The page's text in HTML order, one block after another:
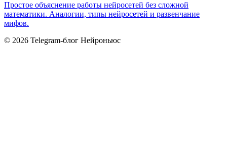
Простое объяснение работы нейросетей без сложной
математики. Аналогии, типы нейросетей и развенчание
мифов.
© 2026 Telegram-блог Нейроньюс